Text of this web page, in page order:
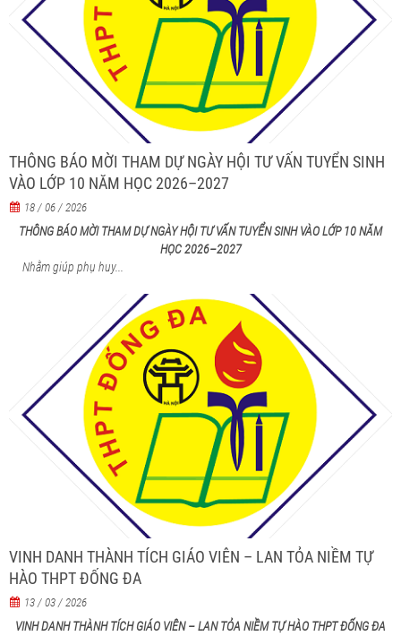
THÔNG BÁO MỜI THAM DỰ NGÀY HỘI TƯ VẤN TUYỂN SINH
VÀO LỚP 10 NĂM HỌC 2026–2027
18 / 06 / 2026
THÔNG BÁO MỜI THAM DỰ NGÀY HỘI TƯ VẤN TUYỂN SINH VÀO LỚP 10 NĂM
HỌC 2026–2027
Nhằm giúp phụ huy...
VINH DANH THÀNH TÍCH GIÁO VIÊN – LAN TỎA NIỀM TỰ
HÀO THPT ĐỐNG ĐA
13 / 03 / 2026
VINH DANH THÀNH TÍCH GIÁO VIÊN – LAN TỎA NIỀM TỰ HÀO THPT ĐỐNG ĐA